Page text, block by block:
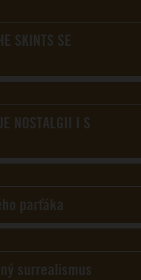
SKINTS SE
NOSTALGII I S
parťáka
surrealismus